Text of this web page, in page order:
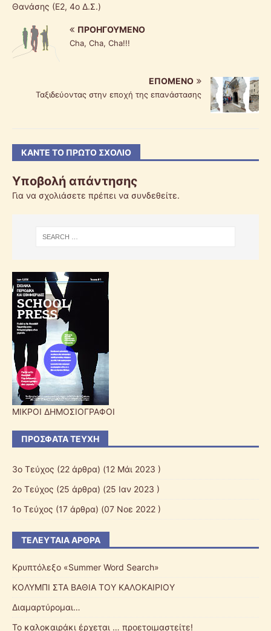
Θανάσης (Ε2, 4ο Δ.Σ.)
ΠΡΟΗΓΟΎΜΕΝΟ
Cha, Cha, Cha!!!
ΕΠΌΜΕΝΟ
Ταξιδεύοντας στην εποχή της επανάστασης
ΚΆΝΤΕ ΤΟ ΠΡΏΤΟ ΣΧΌΛΙΟ
Υποβολή απάντησης
Για να σχολιάσετε πρέπει να συνδεθείτε.
ΜΙΚΡΟΙ ΔΗΜΟΣΙΟΓΡΑΦΟΙ
ΠΡΌΣΦΑΤΑ ΤΕΎΧΗ
3o Τεύχος (22 άρθρα) (12 Μάι 2023 )
2o Τεύχος (25 άρθρα) (25 Ιαν 2023 )
1ο Τεύχος (17 άρθρα) (07 Νοε 2022 )
ΤΕΛΕΥΤΑΊΑ ΆΡΘΡΑ
Κρυπτόλεξο «Summer Word Search»
ΚΟΛΥΜΠΙ ΣΤΑ ΒΑΘΙΑ ΤΟΥ ΚΑΛΟΚΑΙΡΙΟΥ
Διαμαρτύρομαι…
Το καλοκαιράκι έρχεται … προετοιμαστείτε!